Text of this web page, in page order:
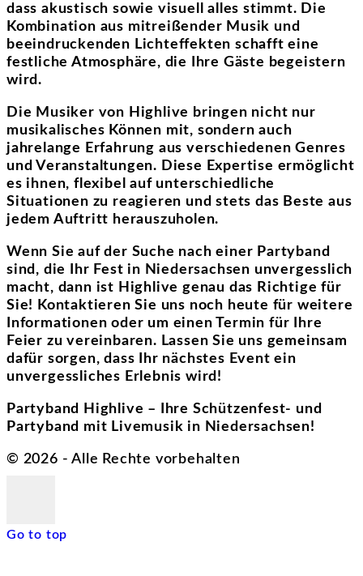
dass akustisch sowie visuell alles stimmt. Die
Kombination aus mitreißender Musik und
beeindruckenden Lichteffekten schafft eine
festliche Atmosphäre, die Ihre Gäste begeistern
wird.
Die Musiker von Highlive bringen nicht nur
musikalisches Können mit, sondern auch
jahrelange Erfahrung aus verschiedenen Genres
und Veranstaltungen. Diese Expertise ermöglicht
es ihnen, flexibel auf unterschiedliche
Situationen zu reagieren und stets das Beste aus
jedem Auftritt herauszuholen.
Wenn Sie auf der Suche nach einer Partyband
sind, die Ihr Fest in Niedersachsen unvergesslich
macht, dann ist Highlive genau das Richtige für
Sie! Kontaktieren Sie uns noch heute für weitere
Informationen oder um einen Termin für Ihre
Feier zu vereinbaren. Lassen Sie uns gemeinsam
dafür sorgen, dass Ihr nächstes Event ein
unvergessliches Erlebnis wird!
Partyband Highlive – Ihre Schützenfest- und
Partyband mit Livemusik in Niedersachsen!
© 2026 - Alle Rechte vorbehalten
Go to top